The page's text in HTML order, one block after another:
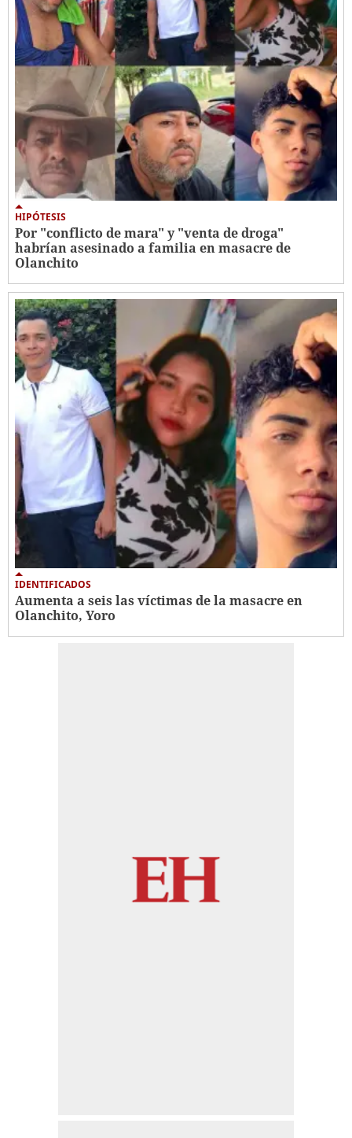
HIPÓTESIS
Por "conflicto de mara" y "venta de droga"
habrían asesinado a familia en masacre de
Olanchito
IDENTIFICADOS
Aumenta a seis las víctimas de la masacre en
Olanchito, Yoro